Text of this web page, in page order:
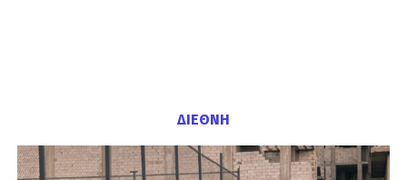
ΔΙΕΘΝΗ